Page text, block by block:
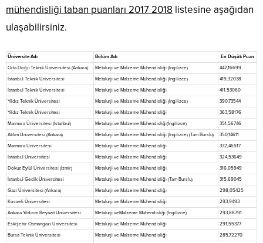
mühendisliği taban puanları 2017 2018 listesine aşağıdan
ulaşabilirsiniz.
Üniversite Adı Bölüm Adı En Düşük Puan
Orta Doğu Teknik Üniversitesi (Ankara) Metalurji ve Malzeme Mühendisliği (İngilizce) 442,16699
İstanbul Teknik Üniversitesi Metalurji ve Malzeme Mühendisliği (İngilizce) 419,32038
İstanbul Teknik Üniversitesi Metalurji ve Malzeme Mühendisliği 411,53060
Yıldız Teknik Üniversitesi Metalurji ve Malzeme Mühendisliği (İngilizce) 390,73544
Yıldız Teknik Üniversitesi Metalurji ve Malzeme Mühendisliği 363,58176
Marmara Üniversitesi (İstanbul) Metalurji ve Malzeme Mühendisliği(İngilizce) 351,56746
Atılım Üniversitesi (Ankara) Metalurji ve Malzeme Mühendisliği (İngilizce) (Tam Burslu) 350,14611
Marmara Üniversitesi Metalurji ve Malzeme Mühendisliği 332,46517
İstanbul Üniversitesi Metalurji ve Malzeme Mühendisliği 324,53649
Dokuz Eylül Üniversitesi (İzmir) Metalurji ve Malzeme Mühendisliği 316,05949
İstanbul Gedik Üniversitesi Metalurji ve Malzeme Mühendisliği (Tam Burslu) 315,69045
Gazi Üniversitesi (Ankara) Metalurji ve Malzeme Mühendisliği 298,05425
Kocaeli Üniversitesi Metalurji ve Malzeme Mühendisliği 293,9493
Ankara Yıldırım Beyazıt Üniversitesi Metalurji veMalzeme Mühendisliği (İngilizce) 293,88791
Eskişehir Osmangazi Üniversitesi Metalurji ve Malzeme Mühendisliği 291,55377
Bursa Teknik Üniversitesi Metalurji ve Malzeme Mühendisliği 285,72270